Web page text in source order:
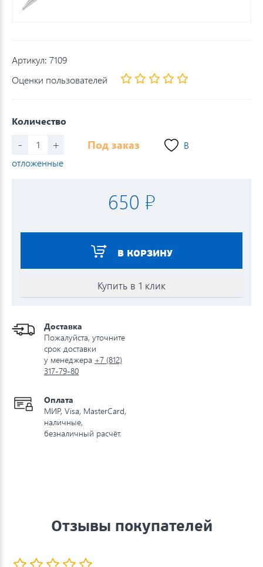
Артикул: 7109
Оценки пользователей
Количество
- + Под заказ
В
отложенные
650 ₽
В КОРЗИНУ
Купить в 1 клик
Доставка
Пожалуйста, уточните
срок доставки
у менеджера +7 (812)
317-79-80
Оплата
МИР, Visa, MasterCard,
наличные,
безналичный расчёт.
Отзывы покупателей